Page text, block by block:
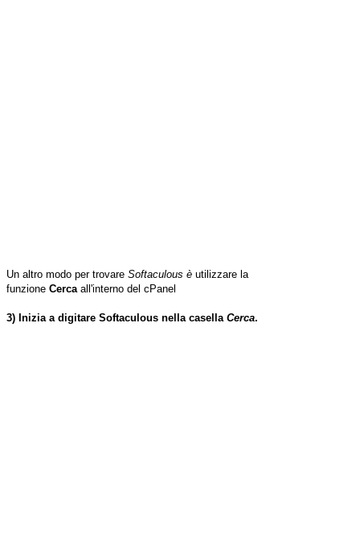
Un altro modo per trovare Softaculous è utilizzare la
funzione Cercaall'interno del cPanel
3) Inizia a digitare Softaculous nella casella Cerca.